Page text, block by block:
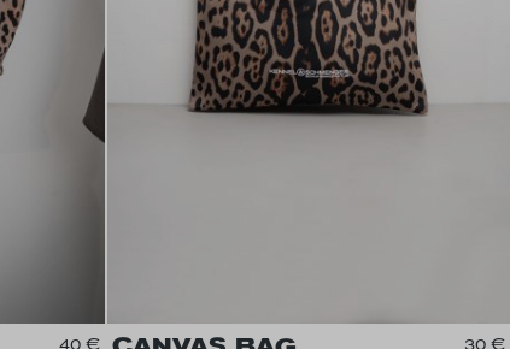
40 € 30 €